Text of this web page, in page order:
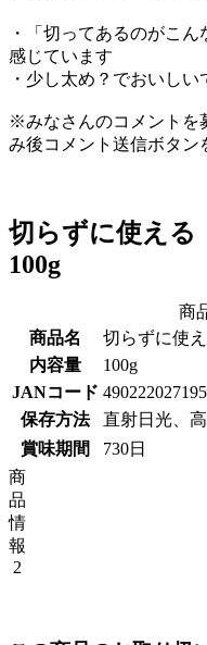
・「切ってあるのがこ
感じています
・少し太め？でおいしい
※みなさんのコメントを
み後コメント送信ボタン
切らずに使え
100g
商
商品名
切らずに使
内容量
100g
JANコード
保存方法
直射日光、
賞味期間
730日
商
品
情
報
2